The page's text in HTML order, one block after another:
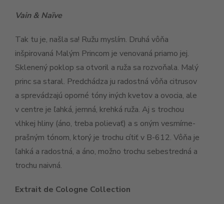
Vain & Naïve
Tak tu je, našla sa! Ružu myslím. Druhá vôňa
inšpirovaná Malým Princom je venovaná priamo jej.
Sklenený poklop sa otvoril a ruža sa rozvoňala. Malý
princ sa staral. Predchádza ju radostná vôňa citrusov
a sprevádzajú oporné tóny iných kvetov a ovocia, ale
v centre je ľahká, jemná, krehká ruža. Aj s trochou
vlhkej hliny (áno, treba polievať) a s oným vesmírne-
prašným tónom, ktorý je trochu cítiť v B-612. Vôňa je
ľahká a radostná, a áno, možno trochu sebestredná a
trochu naivná.
Extrait de Cologne Collection